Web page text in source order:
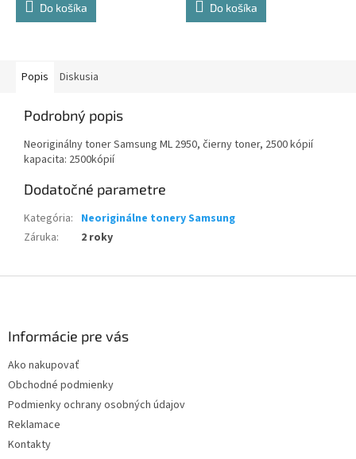
Do košíka Do košíka
Popis Diskusia
Podrobný popis
Neoriginálny toner Samsung ML 2950, ​​čierny toner, 2500 kópií
kapacita: 2500kópií
Dodatočné parametre
Kategória: Neoriginálne tonery Samsung
Záruka: 2 roky
Informácie pre vás
Ako nakupovať
Obchodné podmienky
Podmienky ochrany osobných údajov
Reklamace
Kontakty